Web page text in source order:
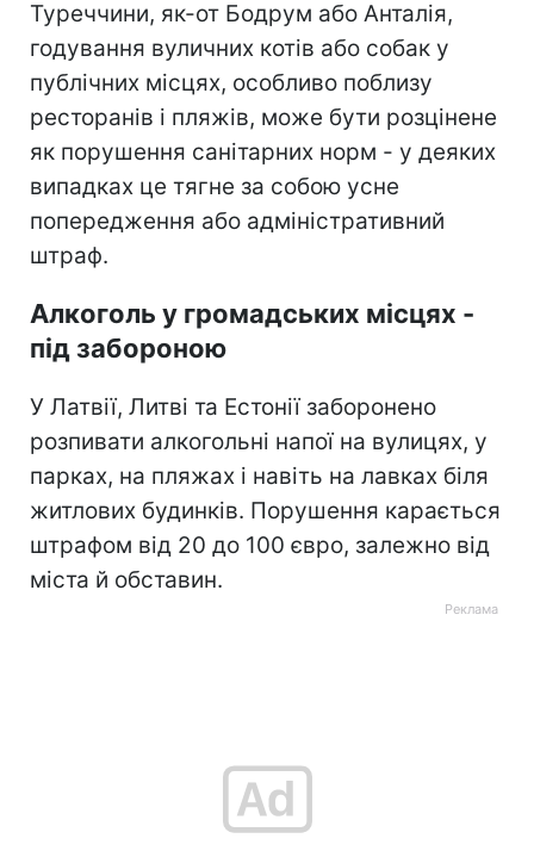
Туреччини, як-от Бодрум або Анталія,
годування вуличних котів або собак у
публічних місцях, особливо поблизу
ресторанів і пляжів, може бути розцінене
як порушення санітарних норм - у деяких
випадках це тягне за собою усне
попередження або адміністративний
штраф.
Алкоголь у громадських місцях -
під забороною
У Латвії, Литві та Естонії заборонено
розпивати алкогольні напої на вулицях, у
парках, на пляжах і навіть на лавках біля
житлових будинків. Порушення карається
штрафом від 20 до 100 євро, залежно від
міста й обставин.